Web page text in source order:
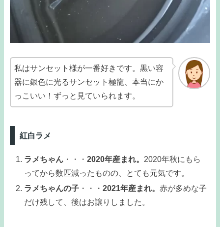
私はサンセット様が一番好きです。黒い容
器に銀色に光るサンセット極龍、本当にか
っこいい！ずっと見ていられます。
紅白ラメ
ラメちゃん ・・・2020年産まれ。 2020年秋にもら
ってから数匹減ったものの、とても元気です。
ラメちゃんの子 ・・・2021年産まれ。赤が多めな子
だけ残して、後はお譲りしました。